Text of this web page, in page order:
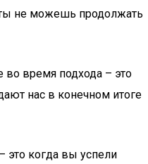
не можешь продолжать
во время подхода – это
нас в конечном итоге
это когда вы успели